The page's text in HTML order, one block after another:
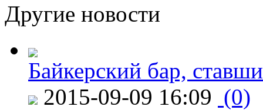
Другие новости
Байкерский бар,
2015-09-09 16:09 (0)